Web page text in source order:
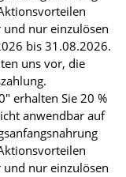
nur einzulösen
bis 31.08.2026.
uns vor, die
erhalten Sie 20 %
anwendbar auf
nur einzulösen